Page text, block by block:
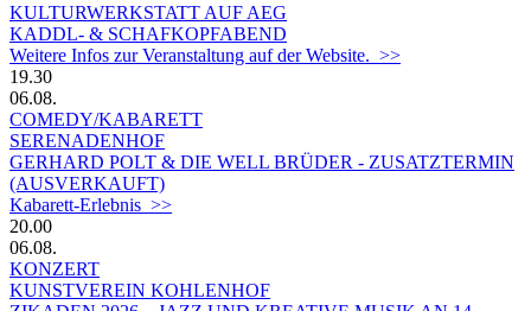
KULTURWERKSTATT AUF AEG
KADDL- & SCHAFKOPFABEND
Weitere Infos zur Veranstaltung auf der Website. >>
19.30
06.08.
COMEDY/KABARETT
SERENADENHOF
GERHARD POLT & DIE WELL BRÜDER - ZUSATZTERMIN
(AUSVERKAUFT)
Kabarett-Erlebnis >>
20.00
06.08.
KONZERT
KUNSTVEREIN KOHLENHOF